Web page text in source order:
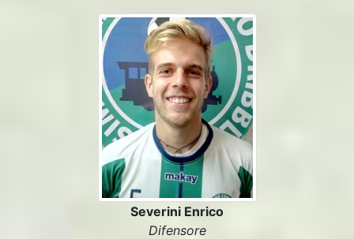
Severini Enrico
Difensore